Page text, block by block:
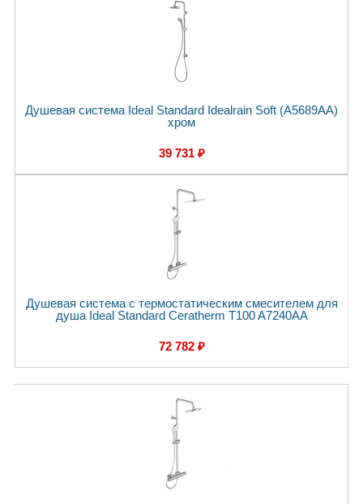
Душевая система Ideal Standard Idealrain Soft (A5689AA)
хром
39 731 ₽
Душевая система с термостатическим смесителем для
душа Ideal Standard Ceratherm T100 A7240AA
72 782 ₽